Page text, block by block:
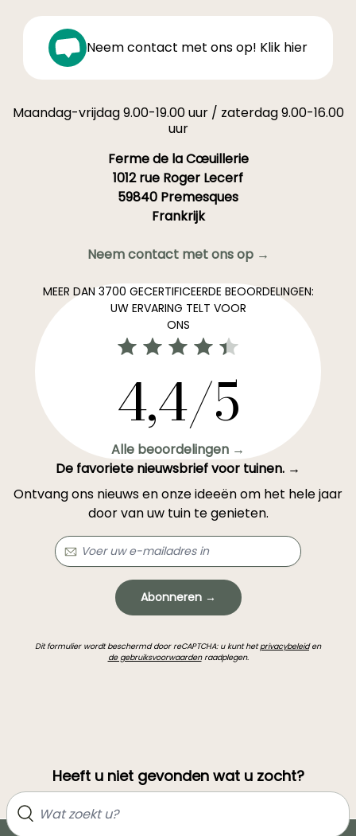
Neem contact met ons op! Klik hier
Maandag-vrijdag 9.00-19.00 uur / zaterdag 9.00-16.00
uur
Ferme de la Cœuillerie
1012 rue Roger Lecerf
59840 Premesques
Frankrijk
Neem contact met ons op →
MEER DAN 3700 GECERTIFICEERDE BEOORDELINGEN:
UW ERVARING TELT VOOR
ONS
4,4/5
Alle beoordelingen →
De favoriete nieuwsbrief voor tuinen. →
Ontvang ons nieuws en onze ideeën om het hele jaar
door van uw tuin te genieten.
Abonneren →
Dit formulier wordt beschermd door reCAPTCHA: u kunt hetprivacybeleiden
de gebruiksvoorwaardenraadplegen.
Heeft u niet gevonden wat u zocht?